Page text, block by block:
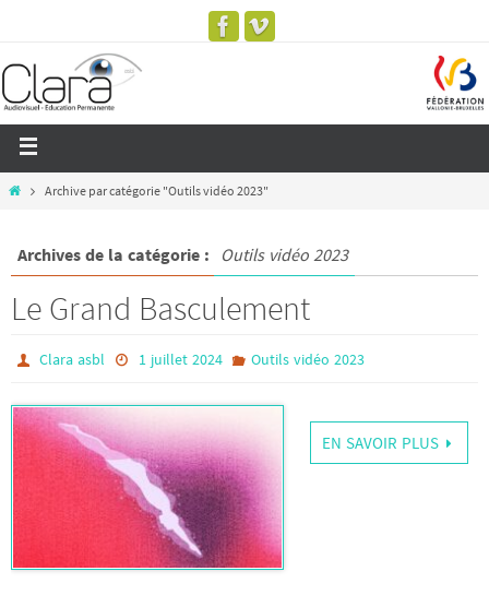
Archive par catégorie "Outils vidéo 2023"
Archives de la catégorie : Outils vidéo 2023
Le Grand Basculement
Clara asbl 1 juillet 2024 Outils vidéo 2023
EN SAVOIR PLUS